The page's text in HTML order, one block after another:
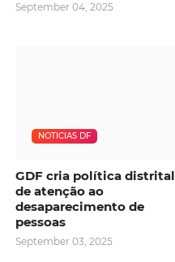
September 04, 2025
NOTICIAS DF
GDF cria política distrital
de atenção ao
desaparecimento de
pessoas
September 03, 2025